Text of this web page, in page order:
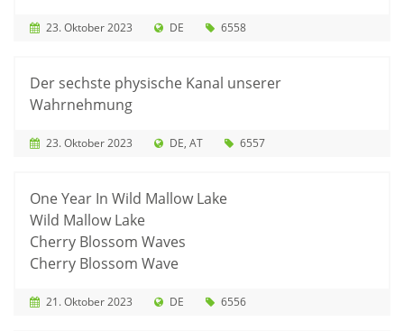
23. Oktober 2023 DE 6558
Der sechste physische Kanal unserer
Wahrnehmung
23. Oktober 2023 DE AT 6557
One Year In Wild Mallow Lake
Wild Mallow Lake
Cherry Blossom Waves
Cherry Blossom Wave
21. Oktober 2023 DE 6556